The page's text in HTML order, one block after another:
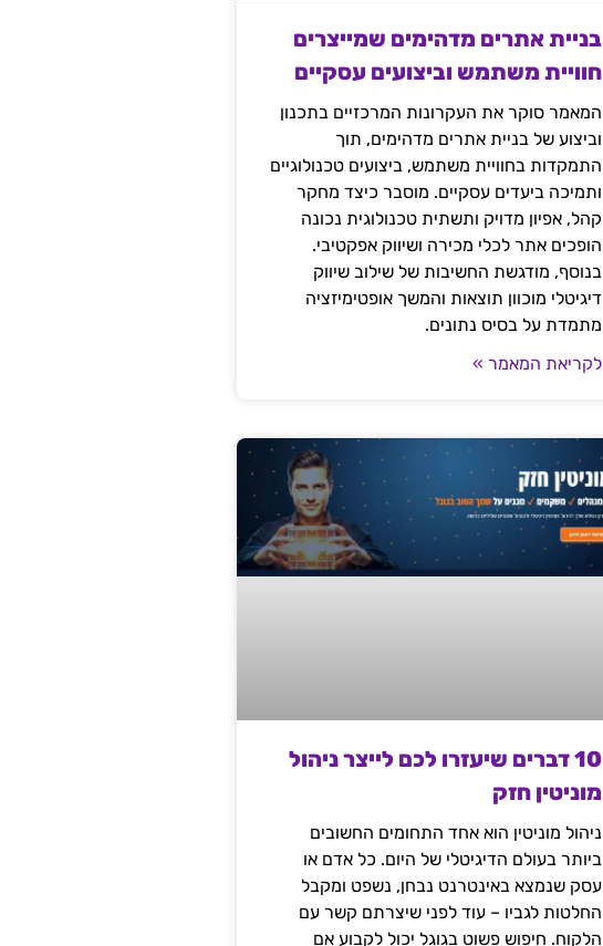
בניית אתרים מדהימים שמייצרים
חוויית משתמש וביצועים עסקיים
המאמר סוקר את העקרונות המרכזיים בתכנון
וביצוע של בניית אתרים מדהימים, תוך
התמקדות בחוויית משתמש, ביצועים טכנולוגיים
ותמיכה ביעדים עסקיים. מוסבר כיצד מחקר
קהל, אפיון מדויק ותשתית טכנולוגית נכונה
הופכים אתר לכלי מכירה ושיווק אפקטיבי.
בנוסף, מודגשת החשיבות של שילוב שיווק
דיגיטלי מוכוון תוצאות והמשך אופטימיזציה
מתמדת על בסיס נתונים.
לקריאת המאמר »
10 דברים שיעזרו לכם לייצר ניהול
מוניטין חזק
ניהול מוניטין הוא אחד התחומים החשובים
ביותר בעולם הדיגיטלי של היום. כל אדם או
עסק שנמצא באינטרנט נבחן, נשפט ומקבל
החלטות לגביו – עוד לפני שיצרתם קשר עם
הלקוח. חיפוש פשוט בגוגל יכול לקבוע אם